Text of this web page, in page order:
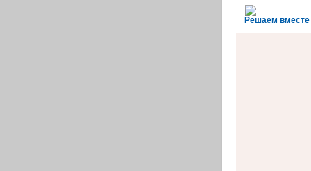
Решаем вместе